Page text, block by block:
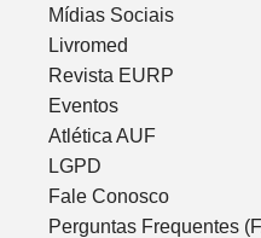
Mídias Sociais
Livromed
Revista EURP
Eventos
Atlética AUF
LGPD
Fale Conosco
Perguntas Frequentes